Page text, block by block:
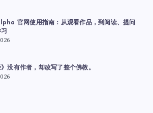
官网使用指南：从观看作品，到阅读、提问
》没有作者，却改写了整个佛教。